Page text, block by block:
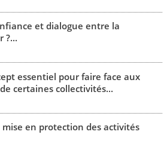
et dialogue entre la
?...
essentiel pour faire face aux
certaines collectivités...
mise en protection des activités